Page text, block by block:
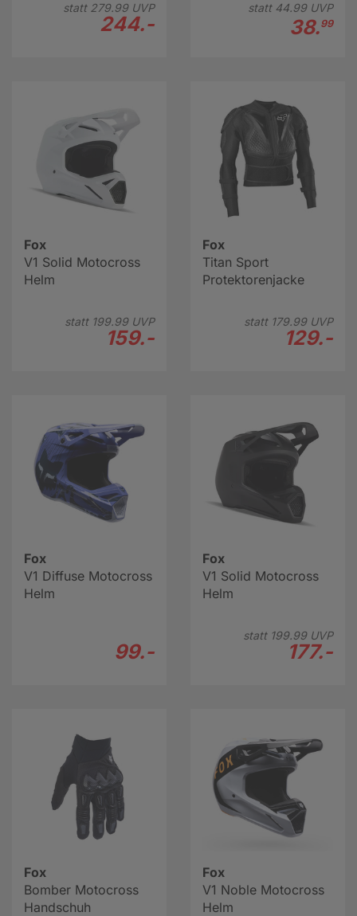
statt 279.99UVP
244.-
statt 44.99UVP
38.99
Fox
V1 Solid Motocross
Helm
statt 199.99UVP
159.-
Fox
Titan Sport
Protektorenjacke
statt 179.99UVP
129.-
Fox
V1 Diffuse Motocross
Helm
99.-
Fox
V1 Solid Motocross
Helm
statt 199.99UVP
177.-
Fox
Bomber Motocross
Handschuh
Fox
V1 Noble Motocross
Helm